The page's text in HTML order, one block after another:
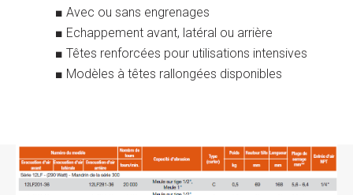
■ Avec ou sans engrenages
■ Echappement avant, latéral ou arrière
■ Têtes renforcées pour utilisations intensives
■ Modèles à têtes rallongées disponibles